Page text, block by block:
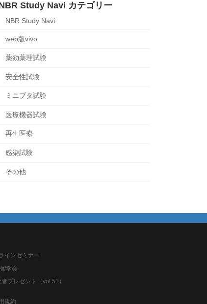
Study Navi カテゴリー
NBR Study Navi
web版vivo
薬効薬理試験
安全性試験
ミニブタ試験
医療機器試験
再生医療
感染試験
その他
インセミナー
/学会
者プレゼント（vol.51）
規約